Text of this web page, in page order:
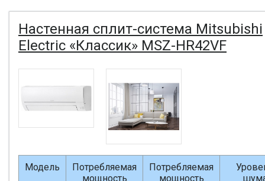
Настенная сплит-система Mitsubishi
Electric «Классик» MSZ-HR42VF
Модель
Потребляемая
мощность
Потребляемая
мощность